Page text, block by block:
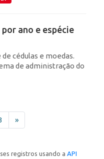
ano e espécie
cédulas e moedas.
de administração do
»
registros usando a API